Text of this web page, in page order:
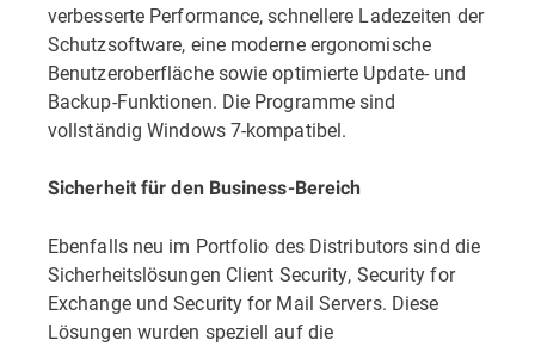
verbesserte Performance, schnellere Ladezeiten der
Schutzsoftware, eine moderne ergonomische
Benutzeroberfläche sowie optimierte Update- und
Backup-Funktionen. Die Programme sind
vollständig Windows 7-kompatibel.
Sicherheit für den Business-Bereich
Ebenfalls neu im Portfolio des Distributors sind die
Sicherheitslösungen Client Security, Security for
Exchange und Security for Mail Servers. Diese
Lösungen wurden speziell auf die